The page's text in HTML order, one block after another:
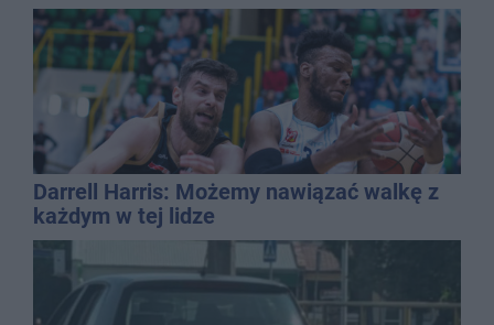
Darrell Harris: Możemy nawiązać walkę z
każdym w tej lidze